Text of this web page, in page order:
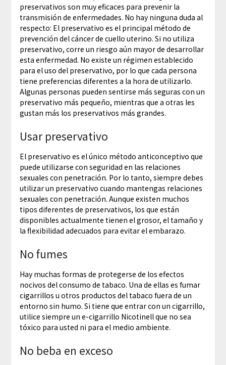
preservativos son muy eficaces para prevenir la
transmisión de enfermedades. No hay ninguna duda al
respecto: El preservativo es el principal método de
prevención del cáncer de cuello uterino. Si no utiliza
preservativo, corre un riesgo aún mayor de desarrollar
esta enfermedad. No existe un régimen establecido
para el uso del preservativo, por lo que cada persona
tiene preferencias diferentes a la hora de utilizarlo.
Algunas personas pueden sentirse más seguras con un
preservativo más pequeño, mientras que a otras les
gustan más los preservativos más grandes.
Usar preservativo
El preservativo es el único método anticonceptivo que
puede utilizarse con seguridad en las relaciones
sexuales con penetración. Por lo tanto, siempre debes
utilizar un preservativo cuando mantengas relaciones
sexuales con penetración. Aunque existen muchos
tipos diferentes de preservativos, los que están
disponibles actualmente tienen el grosor, el tamaño y
la flexibilidad adecuados para evitar el embarazo.
No fumes
Hay muchas formas de protegerse de los efectos
nocivos del consumo de tabaco. Una de ellas es fumar
cigarrillos u otros productos del tabaco fuera de un
entorno sin humo. Si tiene que entrar con un cigarrillo,
utilice siempre un e-cigarrillo Nicotinell que no sea
tóxico para usted ni para el medio ambiente.
No beba en exceso